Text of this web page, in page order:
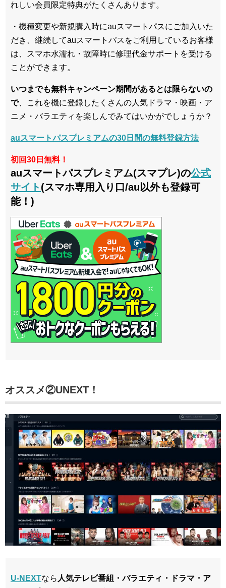
れしい会員限定特典がたくさんあります。
・機種変更や新規購入時にauスマートパスにご加入いた
だき、継続してauスマートパスをご利用しているお客様
は、スマホ水濡れ・故障時に修理代金サポートを受ける
ことができます。
いつまでも無料キャンペーン期間があるとは限らないの
で、これを機に登録したくさんの人気ドラマ・映画・ア
ニメ・バラエティを楽しんでみてはいかがでしょうか？
auスマートパスプレミアムの30日間の無料登録方法
初回30日無料！
auスマートパスプレミアム(スマプレ)の公式
サイト (スマホ専用入り口/au以外も登録可
能！)
オススメ②UNEXT！
U-NEXTなら 人気テレビ番組・バラエティ・ドラマ・ア